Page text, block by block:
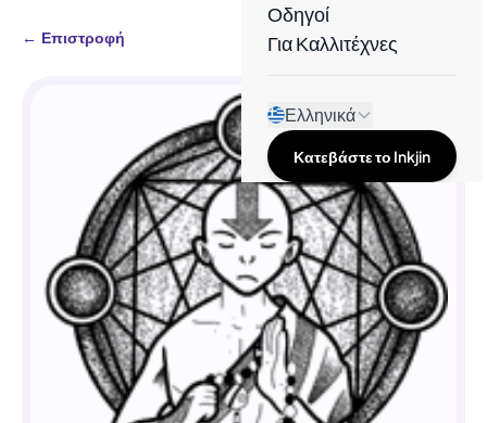
Οδηγοί
Για Καλλιτέχνες
Ελληνικά
Κατεβάστε το Inkjin
← Επιστροφή